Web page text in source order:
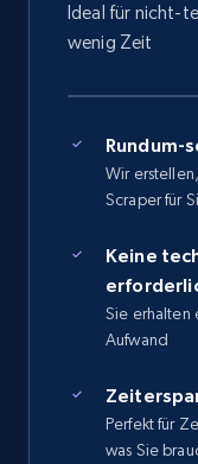
Ideal für nicht-
wenig Zeit
Rundum-
Wir
Scraper für
Keine
Sie erhalten
Aufwand
Perfekt für
was Sie